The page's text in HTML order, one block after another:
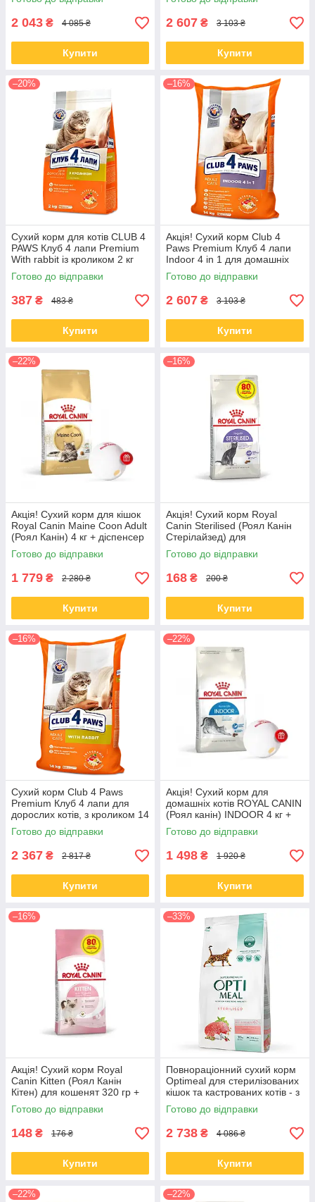
до 23.09.2026)
2 043 ₴ 4 085 ₴
Купити
хвороби 14 КГ
2 607 ₴ 3 103 ₴
Купити
–20%
Сухий корм для котів CLUB 4
PAWS Клуб 4 лапи Premium
With rabbit із кроликом 2 кг
Готово до відправки
387 ₴ 483 ₴
Купити
–16%
Акція! Сухий корм Club 4
Paws Premium Клуб 4 лапи
Indoor 4 in 1 для домашніх
котів 14 КГ
Готово до відправки
2 607 ₴ 3 103 ₴
Купити
–22%
Акція! Сухий корм для кішок
Royal Canin Maine Coon Adult
(Роял Канін) 4 кг + діспенсер
Готово до відправки
1 779 ₴ 2 280 ₴
Купити
–16%
Акція! Сухий корм Royal
Canin Sterilised (Роял Канін
Стерілайзед) для
стерилізованих кішок 320 гр +
80 гр
Готово до відправки
168 ₴ 200 ₴
Купити
–16%
Сухий корм Club 4 Paws
Premium Клуб 4 лапи для
дорослих котів, з кроликом 14
КГ
Готово до відправки
2 367 ₴ 2 817 ₴
Купити
–22%
Акція! Сухий корм для
домашніх котів ROYAL CANIN
(Роял канін) INDOOR 4 кг +
диспенсер
Готово до відправки
1 498 ₴ 1 920 ₴
Купити
–16%
Акція! Сухий корм Royal
Canin Kitten (Роял Канін
Кітен) для кошенят 320 гр +
80 гр
Готово до відправки
148 ₴ 176 ₴
Купити
–33%
Повнораціонний сухий корм
Optimeal для стерилізованих
кішок та кастрованих котів - з
яловичиною та сорго 10 КГ
Готово до відправки
2 738 ₴ 4 086 ₴
Купити
–22% –22%